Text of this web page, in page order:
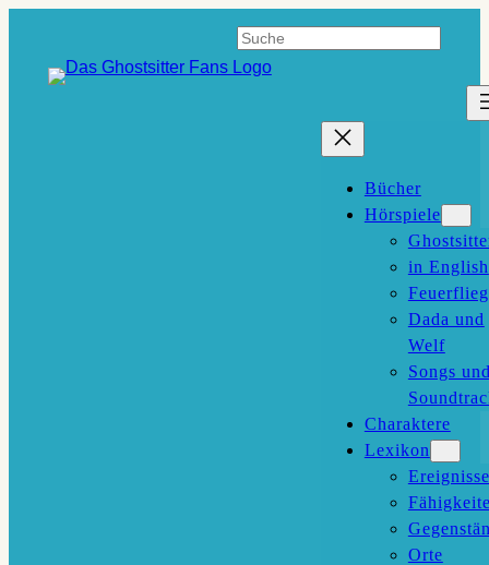
springen
Suchen
Bücher
Hörspiele
in English
Feuerflieg
Dada und
Welf
Songs
Charaktere
Lexikon
Ereignisse
Orte